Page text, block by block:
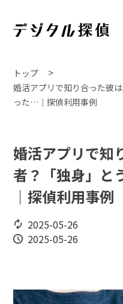
トップ
婚活アプリで知り合った彼
った…｜探偵利用事例
婚活アプリで知
者？「独身」と
｜探偵利用事例
2025-05-26
2025-05-26